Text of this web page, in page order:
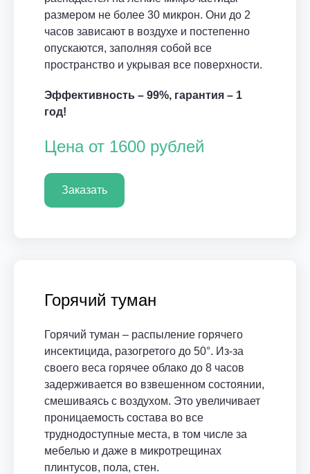
размером не более 30 микрон. Они до 2
часов зависают в воздухе и постепенно
опускаются, заполняя собой все
пространство и укрывая все поверхности.
Эффективность – 99%, гарантия – 1
год!
Цена от 1600 рублей
Заказать
Горячий туман
Горячий туман – распыление горячего
инсектицида, разогретого до 50°. Из-за
своего веса горячее облако до 8 часов
задерживается во взвешенном состоянии,
смешиваясь с воздухом. Это увеличивает
проницаемость состава во все
труднодоступные места, в том числе за
мебелью и даже в микротрещинах
плинтусов, пола, стен.